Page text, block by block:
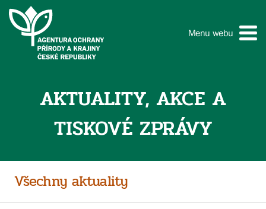
Menu webu
AKTUALITY, AKCE A
TISKOVÉ ZPRÁVY
Všechny aktuality